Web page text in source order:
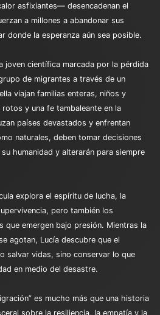
asfixiantes— desencadenan el
a millones a abandonar sus
donde la esperanza aún sea posible.
joven científica marcada por la pérdida
de migrantes a través de un
viajan familias enteras, niños y
y una fe tambaleante en la
países devastados y enfrentan
naturales, deben tomar decisiones
humanidad y alterarán para siempre
explora el espíritu de lucha, la
pero también los
que emergen bajo presión. Mientras la
agotan, Lucía descubre que el
salvar vidas, sino conservar lo que
en medio del desastre.
es mucho más que una historia
sobre la resiliencia, la empatía y la